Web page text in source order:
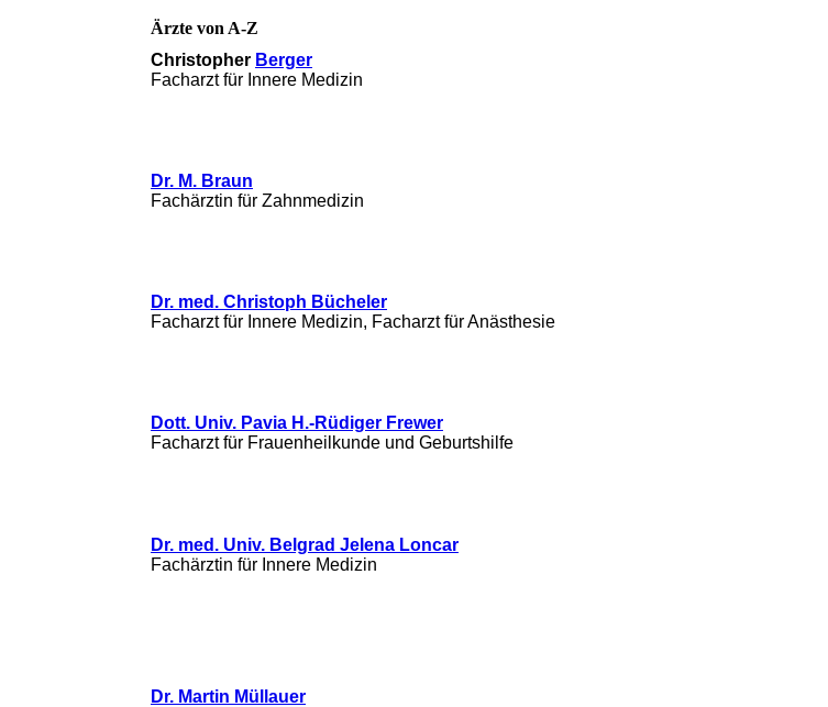
Ärzte von A-Z
Christopher Berger
Facharzt für Innere Medizin
Dr. M. Braun
Fachärztin für Zahnmedizin
Dr. med. Christoph Bücheler
Facharzt für Innere Medizin, Facharzt für Anästhesie
Dott. Univ. Pavia H.-Rüdiger Frewer
Facharzt für Frauenheilkunde und Geburtshilfe
Dr. med. Univ. Belgrad Jelena Loncar
Fachärztin für Innere Medizin
Dr. Martin Müllauer